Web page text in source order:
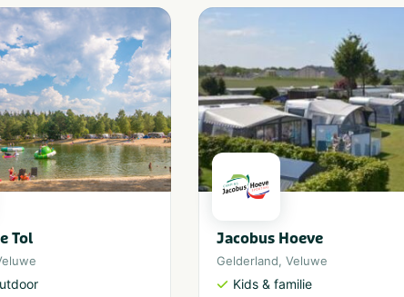
Tol Jacobus Hoeve
Gelderland, Veluwe
Kids & familie